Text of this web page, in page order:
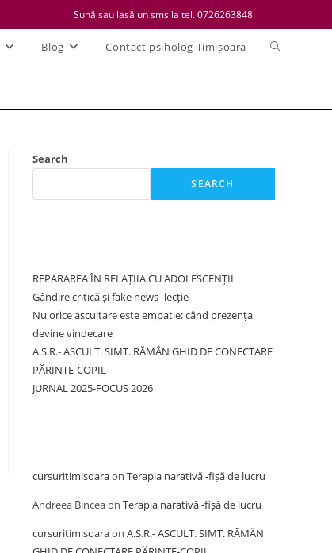
Sună sau lasă un sms la tel. 0726263848
Blog Contact psiholog Timișoara
Toggle
Search
SEARCH
REPARAREA ÎN RELAȚIIA CU ADOLESCENȚII
Gândire critică și fake news -lecție
Nu orice ascultare este empatie: când prezența
devine vindecare
A.S.R.- ASCULT. SIMT. RĂMÂN GHID DE CONECTARE
PĂRINTE-COPIL
JURNAL 2025-FOCUS 2026
cursuritimisoaraon Terapia narativă -fișă de lucru
Andreea Binceaon Terapia narativă -fișă de lucru
cursuritimisoaraon A.S.R.- ASCULT. SIMT. RĂMÂN